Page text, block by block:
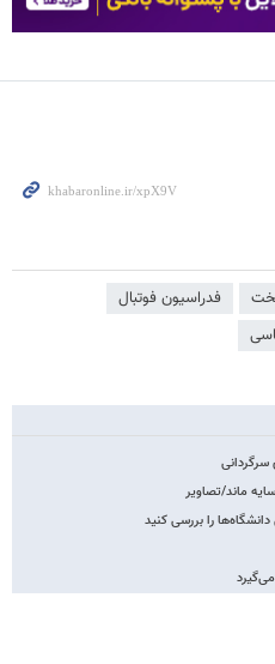
فدراسیون فوتبال
ماند/تصاویر
را بررسی کنید